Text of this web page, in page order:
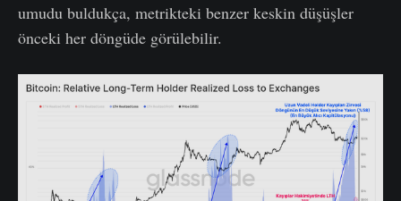
umudu buldukça, metrikteki benzer keskin düşüşler
önceki her döngüde görülebilir.